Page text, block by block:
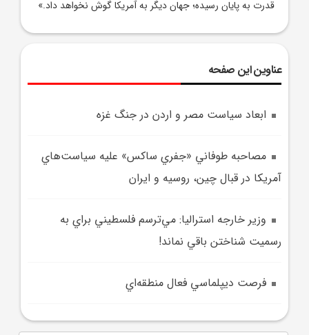
قدرت به پايان رسيده؛ جهان ديگر به آمريکا گوش نخواهد داد.»
عناوین این صفحه
ابعاد سياست مصر و اردن در جنگ غزه
مصاحبه طوفاني «جفري ساکس» عليه سياست‌هاي
آمريکا در قبال چين، روسيه و ايران
وزير خارجه استراليا: مي‌ترسم فلسطيني براي به
رسميت شناختن باقي نماند!
فرصت ديپلماسي فعال منطقه‌اي